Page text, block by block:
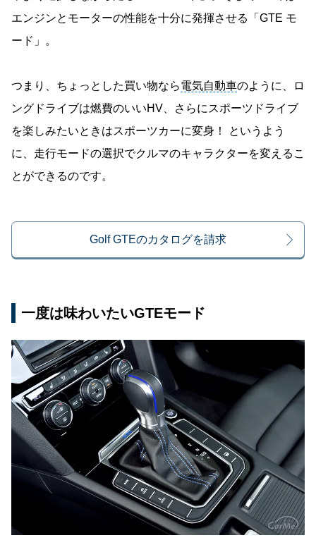
エンジンとモーターの性能を十分に発揮させる「GTE モ
ード」。
つまり、ちょっとした買い物なら電気自動車のように、ロ
ングドライブは燃費のいいHV、さらにスポーツドライブ
を楽しみたいときはスポーツカーに変身！ というよう
に、走行モードの選択でクルマのキャラクターを変えるこ
とができるのです。
Golf GTEのカタログを請求
一度は味わいたいGTEモード